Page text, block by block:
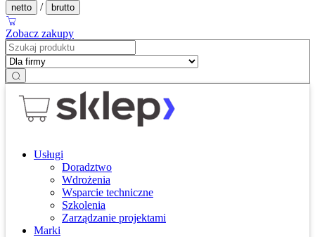
netto / brutto
Zobacz zakupy
Usługi
Doradztwo
Wdrożenia
Wsparcie techniczne
Szkolenia
Zarządzanie projektami
Marki